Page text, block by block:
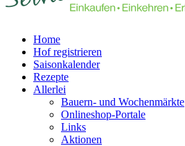
Home
Hof registrieren
Saisonkalender
Rezepte
Allerlei
Bauern- und Wochenmärkte
Onlineshop-Portale
Links
Aktionen